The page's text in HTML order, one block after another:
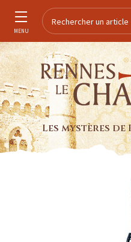
MENU
Les mystères de